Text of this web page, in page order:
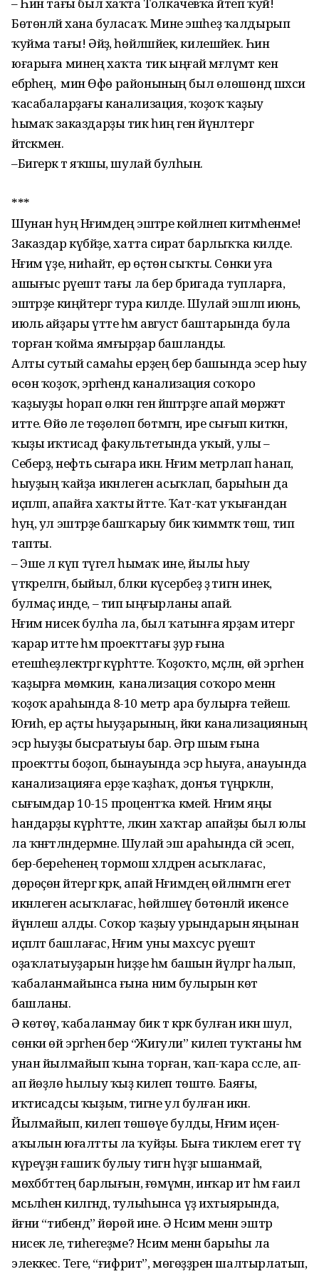
Бөтөнләй хана буласаҡ. Мине эшһеҙ ҡалдырып
ҡуйма тағы! Әйҙә, һөйләшәйек, килешәйек. Һин
юғарыға минең хаҡта тик ыңғай мәғлүмәт кенә
ебәрәһең, ә мин Өфө районының был өлөшөндә шәхси
ҡасабаларҙағы канализация, ҡоҙоҡ ҡаҙыу
һымаҡ заказдарҙы тик һиңә генә йүнәлтергә
әйтәсәкмен.
–Бигерәк тә яҡшы, шулай булһын.
***
Шунан һуң Нәғимдең эштәре көйләнеп китмәһенме!
Заказдар күбәйҙе, хатта сират барлыҡҡа килде.
Нәғим үҙе, ниһайәт, ер өҫтөнә сыҡты. Сөнки уға
ашығыс рәүештә тағы ла бер бригада тупларға,
эштәрҙе киңәйтергә тура килде. Шулай эшләп июнь,
июль айҙары үтте һәм август баштарында була
торған ҡойма ямғырҙар башланды.
Алты сутый самаһы ерҙең бер башында эсер һыу
өсөн ҡоҙоҡ, эргәһендә канализация соҡоро
ҡаҙыуҙы һорап өлкән генә йәштәрҙәге апай мөрәжәғәт
итте. Өйө әле төҙөлөп бөтмәгән, ире сығып киткән,
ҡыҙы иҡтисад факультетында уҡый, улы –
Себерҙә, нефть сығара икән. Нәғим метрлап һанап,
һыуҙың ҡайҙа икәнлеген асыҡлап, барыһын да
иҫәпләп, апайға хаҡты әйтте. Ҡат-ҡат уҡығандан
һуң, ул эштәрҙе башҡарыу бик ҡиммәткә төшә, тип
тапты.
– Эше лә күп түгел һымаҡ ине, йылы һыу
үткәрелгән, быйыл, бәлки күсербеҙ ҙә тигән инек,
булмаҫ инде, – тип ыңғырланы апай.
Нәғим нисек булһа ла, был ҡатынға ярҙам итергә
ҡарар итте һәм проекттағы ҙур ғына
етешһеҙлектәргә күрһәтте. Ҡоҙоҡто, мәҫәлән, өй эргәһенә
ҡаҙырға мөмкин, ә канализация соҡоро менән
ҡоҙоҡ араһында 8-10 метр ара булырға тейеш.
Юғиһә, ер аҫты һыуҙарының, йәки канализацияның
эсәр һыуҙы бысратыуы бар. Әгәр шым ғына
проектты боҙоп, бынауында эсәр һыуға, анауында
канализацияға ерҙе ҡаҙһаҡ, донъя түңәрәкләнә,
сығымдар 10-15 процентҡа кәмей. Нәғим яңы
һандарҙы күрһәтте, ләкин хаҡтар апайҙы был юлы
ла ҡәнәғәтләндермәне. Шулай эш араһында сәй эсеп,
бер-береһенең тормош хәлдәрен асыҡлағас,
дөрөҫөн әйтергә кәрәк, апай Нәғимдең өйләнмәгән егет
икәнлеген асыҡлағас, һөйләшеү бөтөнләй икенсе
йүнәлеш алды. Соҡор ҡаҙыу урындарын яңынан
иҫәпләтә башлағас, Нәғим уны махсус рәүештә
оҙаҡлатыуҙарын һиҙҙе һәм башын йүләргә һалып,
ҡабаланмайынса ғына нимә булырын көтә
башланы.
Ә көтөү, ҡабаланмау бик тә кәрәк булған икән шул,
сөнки өй эргәһенә бер “Жигули” килеп туҡтаны һәм
унан йылмайып ҡына торған, ҡап-ҡара сәсле, ап-
ап йөҙлө һылыу ҡыҙ килеп төштө. Баяғы,
иҡтисадсы ҡыҙым, тигәне ул булған икән.
Йылмайып, килеп төшөүе булды, Нәғим иҫен-
аҡылын юғалтты ла ҡуйҙы. Быға тиклем егет тәү
күреүҙән ғашиҡ булыу тигән һүҙгә ышанмай,
мөхәббәттең барлығын, ғөмүмән, инҡар итә һәм ғаилә
мәсьәләһенә килгәндә, тулыһынса үҙ ихтыярында,
йәғни “тибендә” йөрөй ине. Ә Нәсимә менән эштәр
нисек әле, тиһегеҙме? Нәсимә менән барыһы ла
элеккесә. Теге, “ғифрит”, мөгөҙҙәрен шалтырлатып,